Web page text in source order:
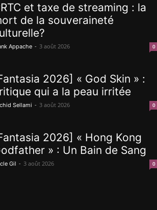
et taxe de streaming : la
de la souveraineté
Appache - 3 août 2026 0
2026] « God Skin » :
qui a la peau irritée
Sellami - 3 août 2026 0
2026] « Hong Kong
» : Un Bain de Sang
Gil - 3 août 2026 0